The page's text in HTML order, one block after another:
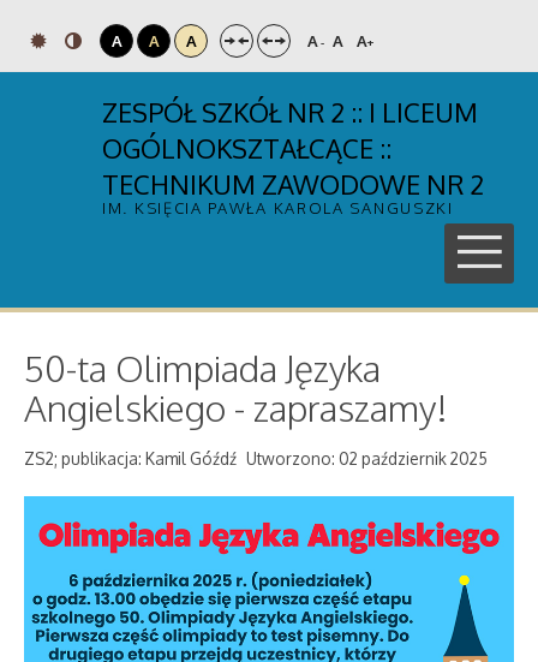
A A A A- A A+
ZESPÓŁ SZKÓŁ NR 2 :: I LICEUM
OGÓLNOKSZTAŁCĄCE ::
TECHNIKUM ZAWODOWE NR 2
IM. KSIĘCIA PAWŁA KAROLA SANGUSZKI
50-ta Olimpiada Języka
Angielskiego - zapraszamy!
ZS2; publikacja: Kamil Góźdź Utworzono: 02 październik 2025